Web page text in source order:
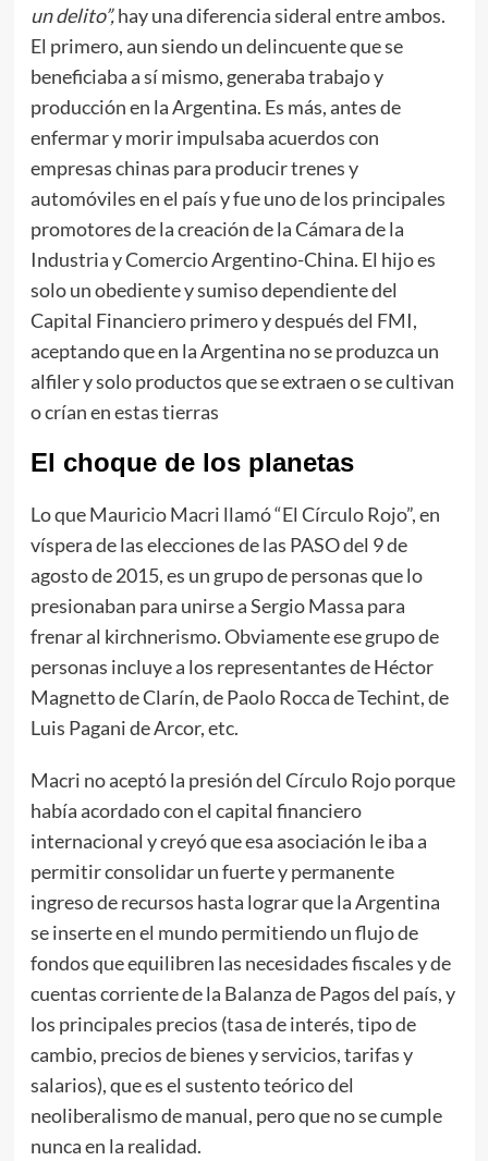
un delito”,hay una diferencia sideral entre ambos.
El primero, aun siendo un delincuente que se
beneficiaba a sí mismo, generaba trabajo y
producción en la Argentina. Es más, antes de
enfermar y morir impulsaba acuerdos con
empresas chinas para producir trenes y
automóviles en el país y fue uno de los principales
promotores de la creación de la Cámara de la
Industria y Comercio Argentino-China. El hijo es
solo un obediente y sumiso dependiente del
Capital Financiero primero y después del FMI,
aceptando que en la Argentina no se produzca un
alfiler y solo productos que se extraen o se cultivan
o crían en estas tierras
El choque de los planetas
Lo que Mauricio Macri llamó “El Círculo Rojo”, en
víspera de las elecciones de las PASO del 9 de
agosto de 2015, es un grupo de personas que lo
presionaban para unirse a Sergio Massa para
frenar al kirchnerismo. Obviamente ese grupo de
personas incluye a los representantes de Héctor
Magnetto de Clarín, de Paolo Rocca de Techint, de
Luis Pagani de Arcor, etc.
Macri no aceptó la presión del Círculo Rojo porque
había acordado con el capital financiero
internacional y creyó que esa asociación le iba a
permitir consolidar un fuerte y permanente
ingreso de recursos hasta lograr que la Argentina
se inserte en el mundo permitiendo un flujo de
fondos que equilibren las necesidades fiscales y de
cuentas corriente de la Balanza de Pagos del país, y
los principales precios (tasa de interés, tipo de
cambio, precios de bienes y servicios, tarifas y
salarios), que es el sustento teórico del
neoliberalismo de manual, pero que no se cumple
nunca en la realidad.